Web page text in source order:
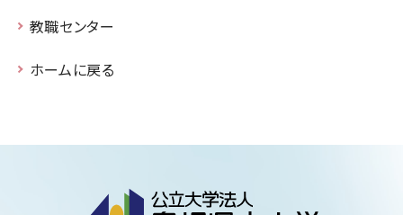
教職センター
ホームに戻る